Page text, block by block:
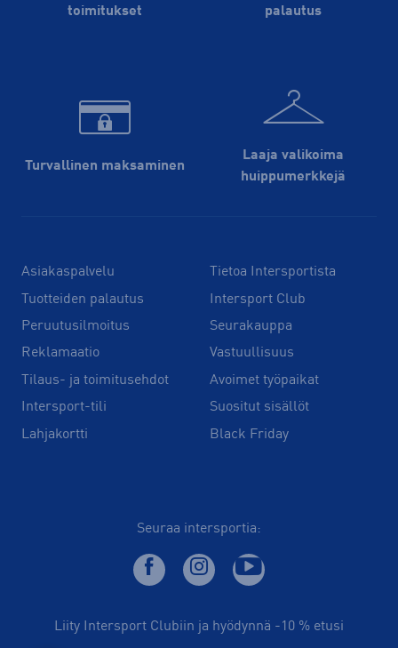
toimitukset
palautus
Turvallinen maksaminen
Laaja valikoima
huippu­merkkejä
Asiakaspalvelu
Tuotteiden palautus
Peruutusilmoitus
Reklamaatio
Tilaus- ja toimitusehdot
Intersport-tili
Lahjakortti
Tietoa Intersportista
Intersport Club
Seurakauppa
Vastuullisuus
Avoimet työpaikat
Suositut sisällöt
Black Friday
Seuraa intersportia:
Liity Intersport Clubiin ja hyödynnä -10 % etusi